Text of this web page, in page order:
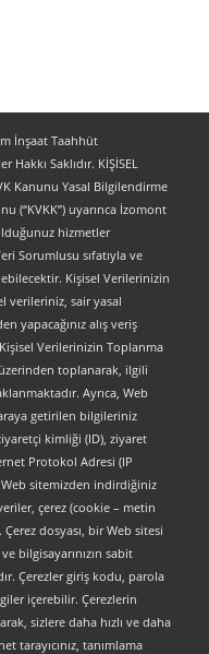
İnşaat Taahhüt
Saklıdır. KİŞİSEL
Kanunu Yasal Bilgilendirme
(“KVKK”) uyarınca İzomont
hizmetler
Sorumlusu sıfatıyla ve
Kişisel Verilerinizin
verileriniz, sair yasal
yapacağınız alış veriş
Verilerinizin Toplanma
toplanarak, ilgili
Ayrıca, Web
getirilen bilgileriniz
kimliği (ID), ziyaret
Protokol Adresi (IP
Web sitemizden indirdiğiniz
çerez (cookie – metin
dosyası, bir Web sitesi
bilgisayarınızın sabit
Çerezler giriş kodu, parola
içerebilir. Çerezlerin
sizlere daha hızlı ve daha
tarayıcınız, tanımlama